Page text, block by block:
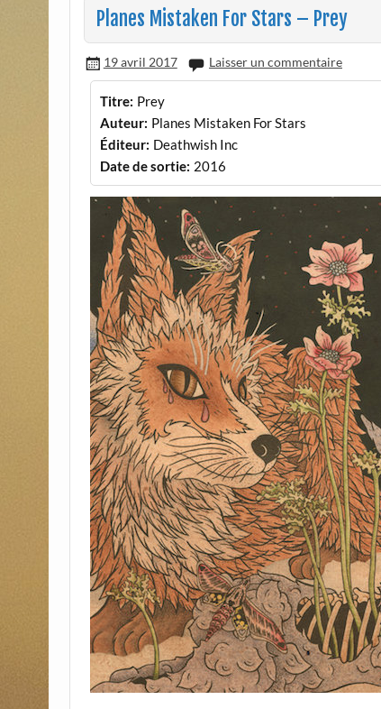
Planes Mistaken For Stars – Prey
19 avril 2017 Laisser un commentaire
Titre: Prey
Auteur: Planes Mistaken For Stars
Éditeur: Deathwish Inc
Date de sortie: 2016